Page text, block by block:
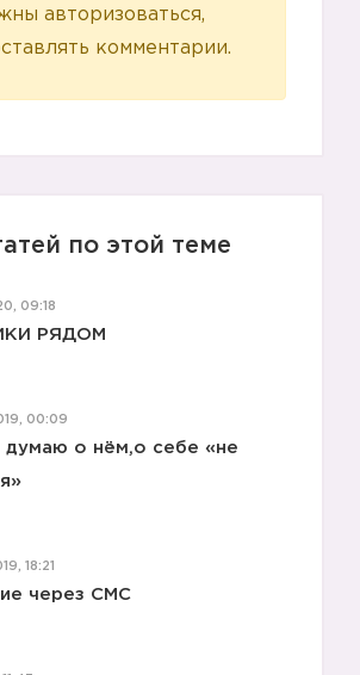
авторизоваться,
комментарии.
по этой теме
09:18
РЯДОМ
00:09
думаю о нём,о себе «не
18:21
через СМС